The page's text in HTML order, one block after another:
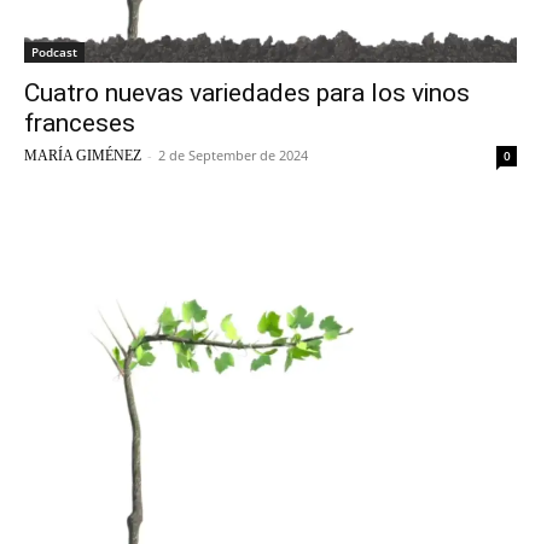
Podcast
Cuatro nuevas variedades para los vinos
franceses
MARÍA GIMÉNEZ - 2 de September de 2024 0